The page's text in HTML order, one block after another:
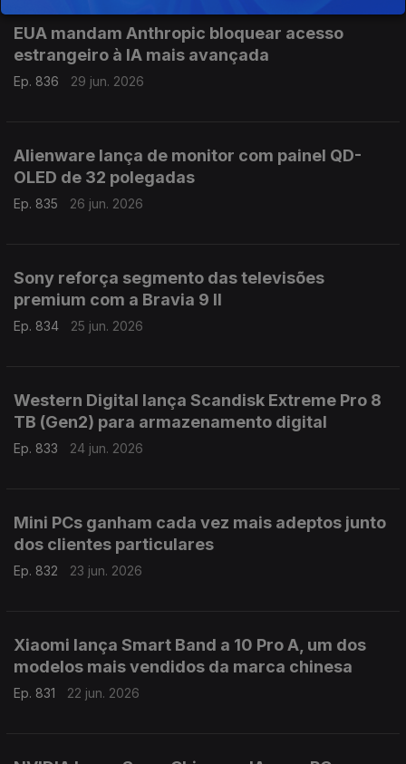
EUA mandam Anthropic bloquear acesso
estrangeiro à IA mais avançada
Ep. 836 29 jun. 2026
Alienware lança de monitor com painel QD-
OLED de 32 polegadas
Ep. 835 26 jun. 2026
Sony reforça segmento das televisões
premium com a Bravia 9 II
Ep. 834 25 jun. 2026
Western Digital lança Scandisk Extreme Pro 8
TB (Gen2) para armazenamento digital
Ep. 833 24 jun. 2026
Mini PCs ganham cada vez mais adeptos junto
dos clientes particulares
Ep. 832 23 jun. 2026
Xiaomi lança Smart Band a 10 Pro A, um dos
modelos mais vendidos da marca chinesa
Ep. 831 22 jun. 2026